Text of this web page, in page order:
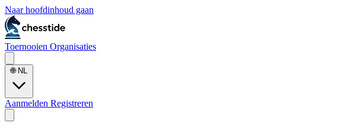
Naar hoofdinhoud gaan
Toernooien Organisaties
🌐 NL
Aanmelden Registreren